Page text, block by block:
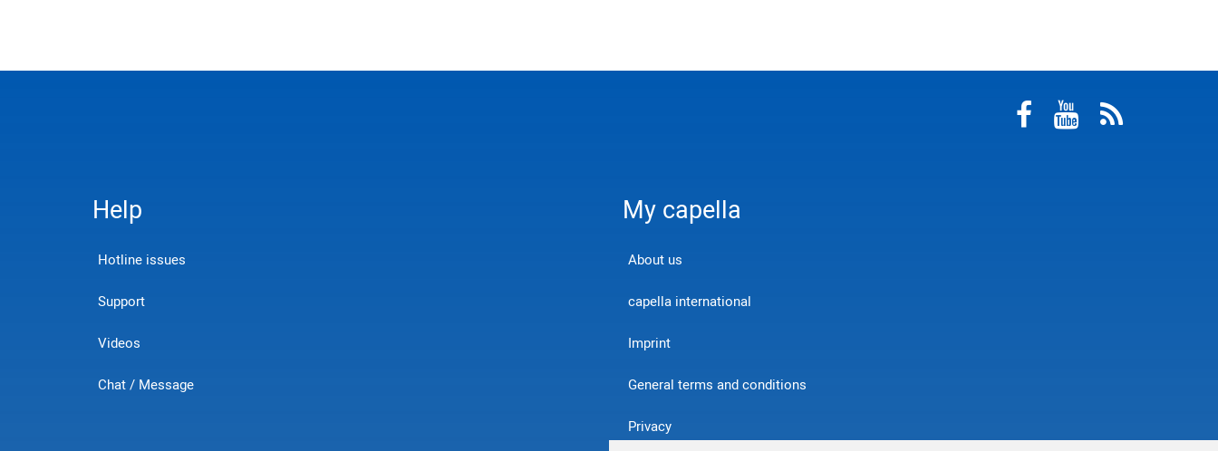
Help
Hotline issues
Support
Videos
Chat / Message
My capella
About us
capella international
Imprint
General terms and conditions
Privacy